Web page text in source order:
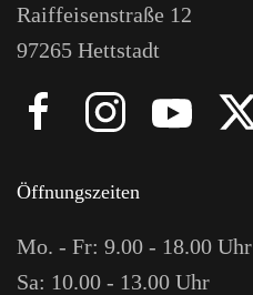
Raiffeisenstraße 12
97265 Hettstadt
Öffnungszeiten
Mo. - Fr: 9.00 - 18.00 Uhr
Sa: 10.00 - 13.00 Uhr